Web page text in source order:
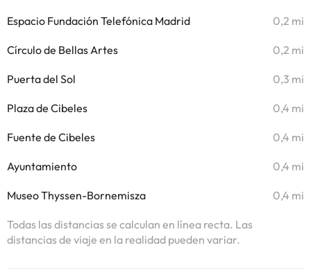
Espacio Fundación Telefónica Madrid 0,2 mi
Círculo de Bellas Artes 0,2 mi
Puerta del Sol 0,3 mi
Plaza de Cibeles 0,4 mi
Fuente de Cibeles 0,4 mi
Ayuntamiento 0,4 mi
Museo Thyssen-Bornemisza 0,4 mi
Todas las distancias se calculan en línea recta. Las
distancias de viaje en la realidad pueden variar.